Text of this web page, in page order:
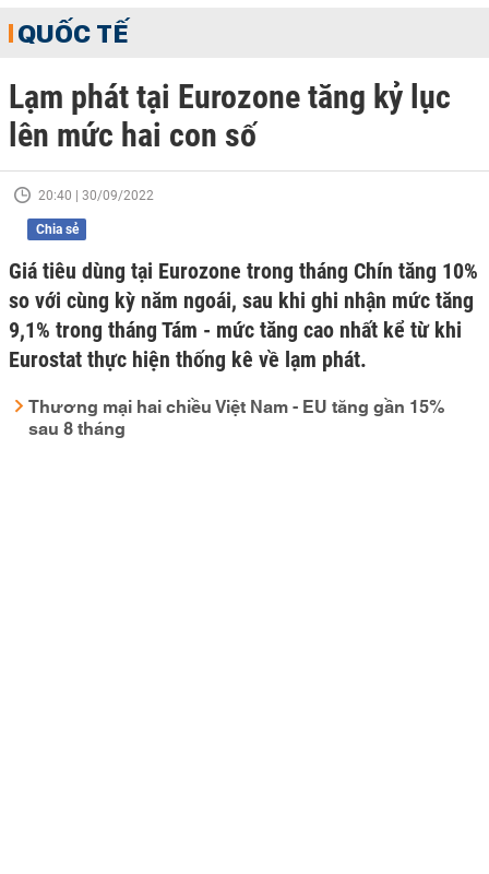
QUỐC TẾ
Lạm phát tại Eurozone tăng kỷ lục
lên mức hai con số
20:40 | 30/09/2022
Chia sẻ
Giá tiêu dùng tại Eurozone trong tháng Chín tăng 10%
so với cùng kỳ năm ngoái, sau khi ghi nhận mức tăng
9,1% trong tháng Tám - mức tăng cao nhất kể từ khi
Eurostat thực hiện thống kê về lạm phát.
Thương mại hai chiều Việt Nam - EU tăng gần 15%
sau 8 tháng